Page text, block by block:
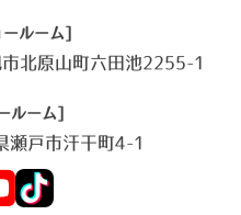
ルーム]
北原山町六田池2255-1
ルーム]
戸市汗干町4-1